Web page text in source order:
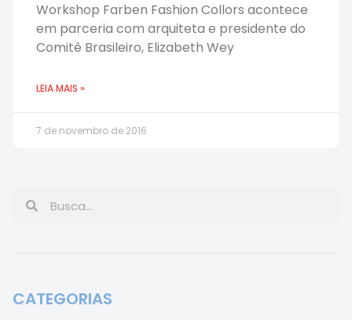
Workshop Farben Fashion Collors acontece
em parceria com arquiteta e presidente do
Comitê Brasileiro, Elizabeth Wey
LEIA MAIS »
7 de novembro de 2016
CATEGORIAS